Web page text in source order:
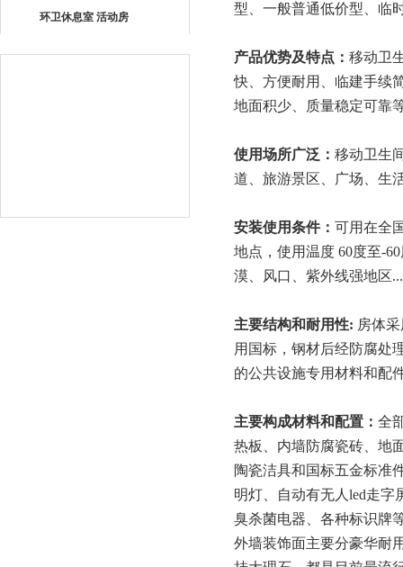
环卫休息室 活动房
型、一般普通低价型、临
产品优势及特点： 移动卫
快、方便耐用、临建手续
地面积少、质量稳定可靠
使用场所广泛： 移动卫生
道、旅游景区、广场、生
安装使用条件： 可用在全
地点，使用温度 60度至-
漠、风口、紫外线强地区
主要结构和耐用性: 房体
用国标，钢材后经防腐处
的公共设施专用材料和配
主要构成材料和配置： 全
热板、内墙防腐瓷砖、地
陶瓷洁具和国标五金标准
明灯、自动有无人 led走字
臭杀菌电器、各种标识牌
外墙装饰面主要分豪华耐